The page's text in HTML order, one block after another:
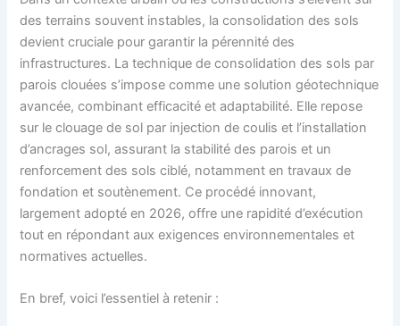
des terrains souvent instables, la consolidation des sols
devient cruciale pour garantir la pérennité des
infrastructures. La technique de consolidation des sols par
parois clouées s’impose comme une solution géotechnique
avancée, combinant efficacité et adaptabilité. Elle repose
sur le clouage de sol par injection de coulis et l’installation
d’ancrages sol, assurant la stabilité des parois et un
renforcement des sols ciblé, notamment en travaux de
fondation et soutènement. Ce procédé innovant,
largement adopté en 2026, offre une rapidité d’exécution
tout en répondant aux exigences environnementales et
normatives actuelles.
En bref, voici l’essentiel à retenir :